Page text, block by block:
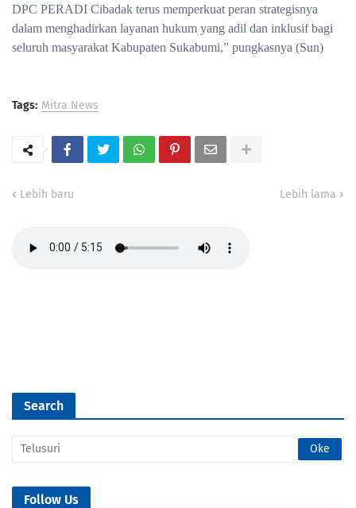
DPC PERADI Cibadak terus memperkuat peran strategisnya
dalam menghadirkan layanan hukum yang adil dan inklusif bagi
seluruh masyarakat Kabupaten Sukabumi,” pungkasnya (Sun)
Tags: Mitra News
Lebih baru Lebih lama
Search
Follow Us